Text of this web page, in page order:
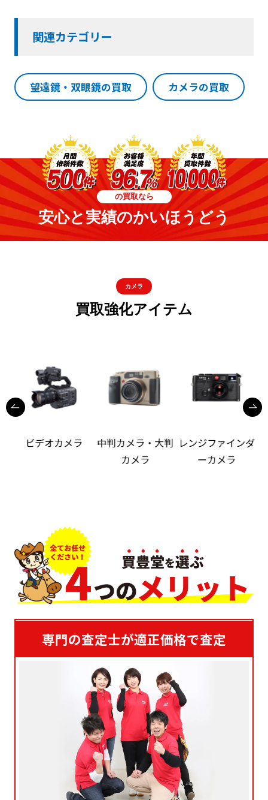
関連カテゴリー
望遠鏡・双眼鏡の買取 カメラの買取
の買取なら
安心と実績のかいほうどう
カメラ
買取強化アイテム
ビデオカメラ
中判カメラ・大判
カメラ
レンジファインダ
ーカメラ
専門の査定士が適正価格で査定